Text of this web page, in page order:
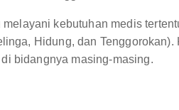
kebutuhan medis
Hidung, dan
bidangnya masing-masing.